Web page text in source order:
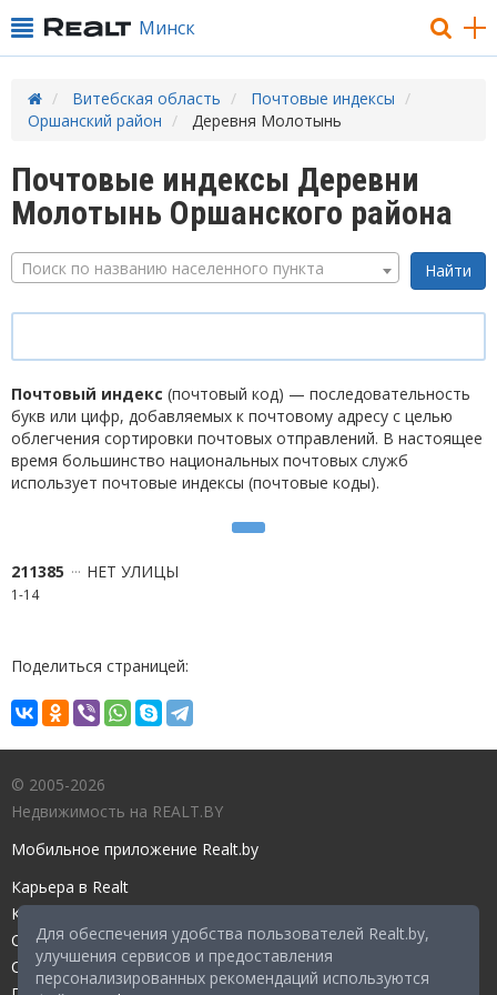
Для обеспечения удобства пользователей Realt.by,
улучшения сервисов и предоставления
персонализированных рекомендаций используются
Минск
Витебская область
Почтовые индексы
Оршанский район
Деревня Молотынь
Почтовые индексы Деревни
Молотынь Оршанского района
Поиск по названию населенного пункта
Почтовый индекс (почтовый код) — последовательность
букв или цифр, добавляемых к почтовому адресу с целью
облегчения сортировки почтовых отправлений. В настоящее
время большинство национальных почтовых служб
использует почтовые индексы (почтовые коды).
211385 НЕТ УЛИЦЫ
1-14
Поделиться страницей:
© 2005-2026
Недвижимость на REALT.BY
Мобильное приложение Realt.by
Карьера в Realt
Контакты редакции
Справочный центр
Служба поддержки